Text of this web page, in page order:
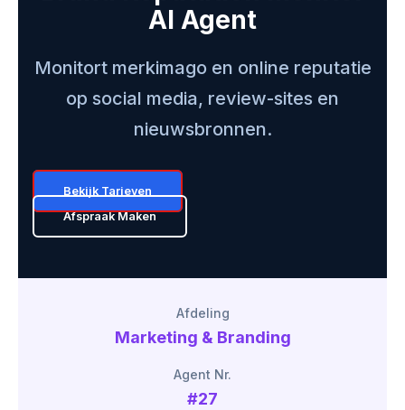
AI Agent
Monitort merkimago en online reputatie
op social media, review-sites en
nieuwsbronnen.
Bekijk Tarieven
Afspraak Maken
Afdeling
Marketing & Branding
Agent Nr.
#27